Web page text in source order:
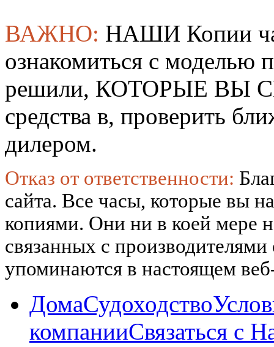
ВАЖНО: НАШИ Копии
ознакомиться с
решили, КОТОРЫЕ ВЫ
средства в, проверить
дилером.
Отказ от ответственности:
сайта. Все часы, которые вы
копиями. Они ни в коей мере
связанных с
упоминаются в настоящем
ДомаСудоходство
компанииСвязаться с